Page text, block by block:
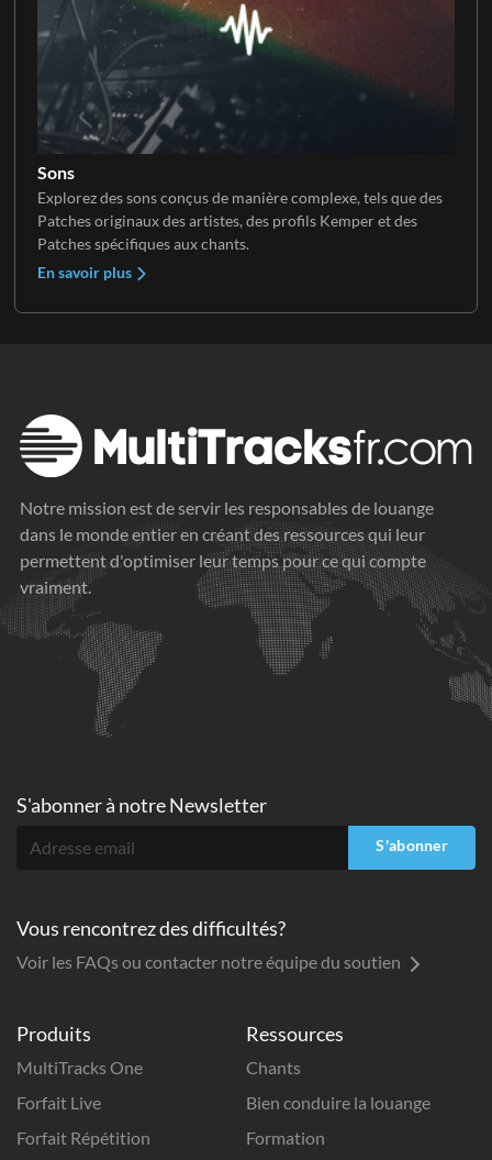
Sons
Explorez des sons conçus de manière complexe, tels que des
Patches originaux des artistes, des profils Kemper et des
Patches spécifiques aux chants.
En savoir plus
Notre mission est de servir les responsables de louange
dans le monde entier en créant des ressources qui leur
permettent d'optimiser leur temps pour ce qui compte
vraiment.
Produits
MultiTracks One
Forfait Live
Forfait Répétition
Ressources
Chants
Bien conduire la louange
Formation
S'abonner à notre Newsletter
S'abonner
Vous rencontrez des difficultés?
Voir les FAQs ou contacter notre équipe du soutien